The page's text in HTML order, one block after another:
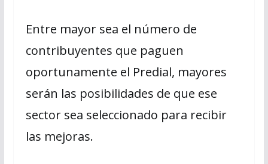
Entre mayor sea el número de
contribuyentes que paguen
oportunamente el Predial, mayores
serán las posibilidades de que ese
sector sea seleccionado para recibir
las mejoras.